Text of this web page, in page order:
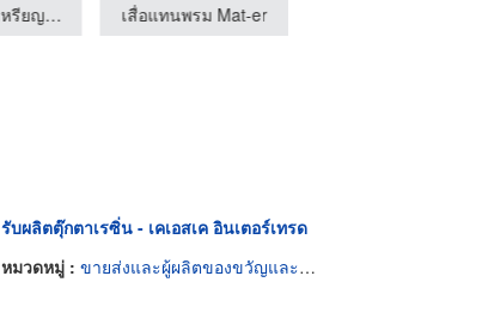
โรงงานผลิตเหรียญรางวัล บิวตี้ คัมพลีท แมนูแฟคเตอร์
เสื่อแทนพรม Mat-er
รับผลิตตุ๊กตาเรซิ่น - เคเอสเค อินเตอร์เทรด
หมวดหมู่ : ขายส่งและผู้ผลิตของขวัญและของชำร่วย